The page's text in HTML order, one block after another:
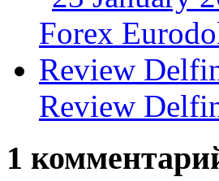
Review
1